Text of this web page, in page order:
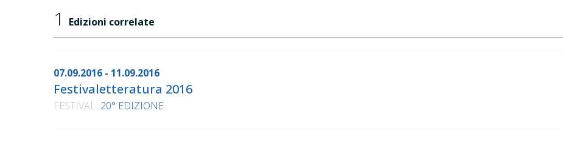
1 Edizioni correlate
07.09.2016 - 11.09.2016
Festivaletteratura 2016
FESTIVAL 20° EDIZIONE